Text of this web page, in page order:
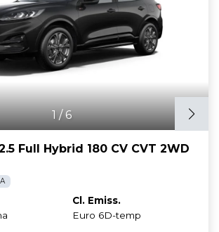
1/6
Full Hybrid 180 CV CVT 2WD
Cl. Emiss.
Euro 6D-temp